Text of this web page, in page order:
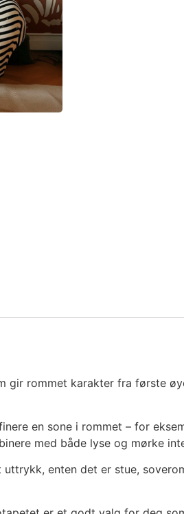
gir rommet karakter fra første
en sone i rommet – for
med både lyse og mørke
enten det er stue,